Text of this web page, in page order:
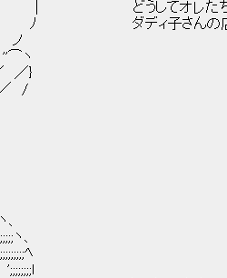
てオレたち
の店の大掃除に借
ノ
ヽ
}
/
ヽ、
ﾍ